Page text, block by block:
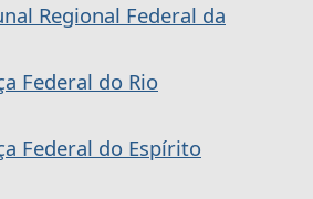
Regional Federal da
Federal do Rio
Federal do Espírito